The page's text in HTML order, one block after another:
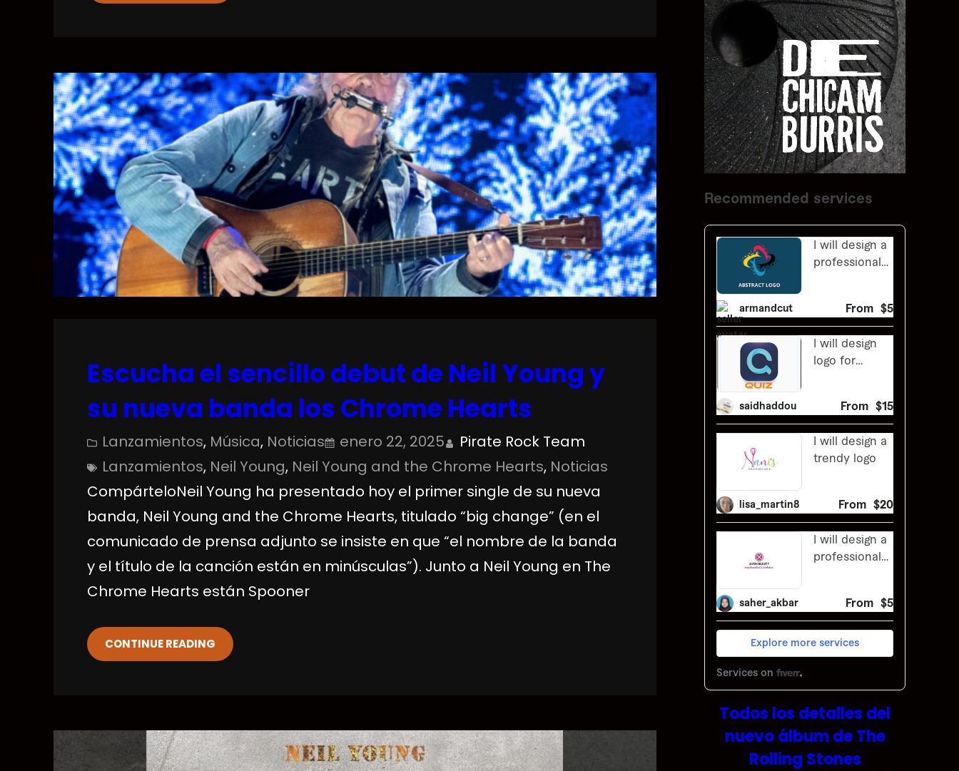
Escucha el sencillo debut de Neil Young y
su nueva banda los Chrome Hearts
Lanzamientos, Música, Noticias enero 22, 2025
Pirate Rock Team
Lanzamientos, Neil Young, Neil Young and the Chrome Hearts, Noticias
CompárteloNeil Young ha presentado hoy el primer single de su nueva
banda, Neil Young and the Chrome Hearts, titulado “big change” (en el
comunicado de prensa adjunto se insiste en que “el nombre de la banda
y el título de la canción están en minúsculas”). Junto a Neil Young en The
Chrome Hearts están Spooner
CONTINUE READING
Todos los detalles del
nuevo álbum de The
Rolling Stones